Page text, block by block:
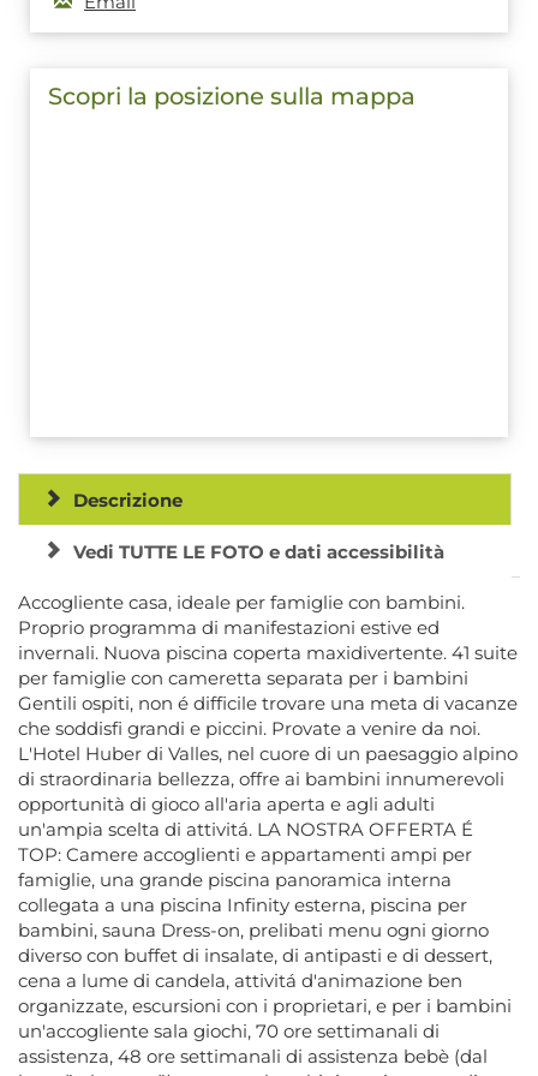
Scopri la posizione sulla mappa
Descrizione
Vedi TUTTE LE FOTO e dati accessibilità
Accogliente casa, ideale per famiglie con bambini.
Proprio programma di manifestazioni estive ed
invernali. Nuova piscina coperta maxidivertente. 41 suite
per famiglie con cameretta separata per i bambini
Gentili ospiti, non é difficile trovare una meta di vacanze
che soddisfi grandi e piccini. Provate a venire da noi.
L'Hotel Huber di Valles, nel cuore di un paesaggio alpino
di straordinaria bellezza, offre ai bambini innumerevoli
opportunità di gioco all'aria aperta e agli adulti
un'ampia scelta di attivitá. LA NOSTRA OFFERTA É
TOP: Camere accoglienti e appartamenti ampi per
famiglie, una grande piscina panoramica interna
collegata a una piscina Infinity esterna, piscina per
bambini, sauna Dress-on, prelibati menu ogni giorno
diverso con buffet di insalate, di antipasti e di dessert,
cena a lume di candela, attivitá d'animazione ben
organizzate, escursioni con i proprietari, e per i bambini
un'accogliente sala giochi, 70 ore settimanali di
assistenza, 48 ore settimanali di assistenza bebè (dal